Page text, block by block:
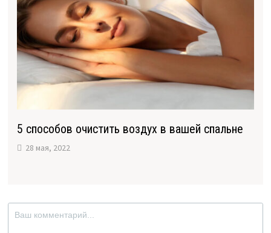
5 способов очистить воздух в вашей спальне
28 мая, 2022